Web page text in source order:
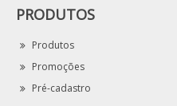
PRODUTOS
Produtos
Promoções
Pré-cadastro